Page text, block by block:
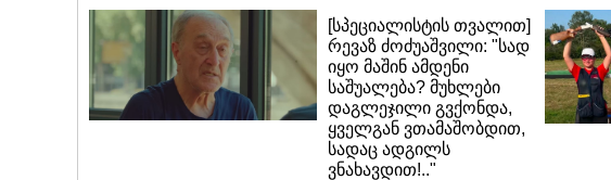
[სპეციალისტის თვალით]
რევაზ ძოძუაშვილი: "სად
იყო მაშინ ამდენი
საშუალება? მუხლები
დაგლეჯილი გვქონდა,
ყველგან ვთამაშობდით,
სადაც ადგილს
ვნახავდით!.."